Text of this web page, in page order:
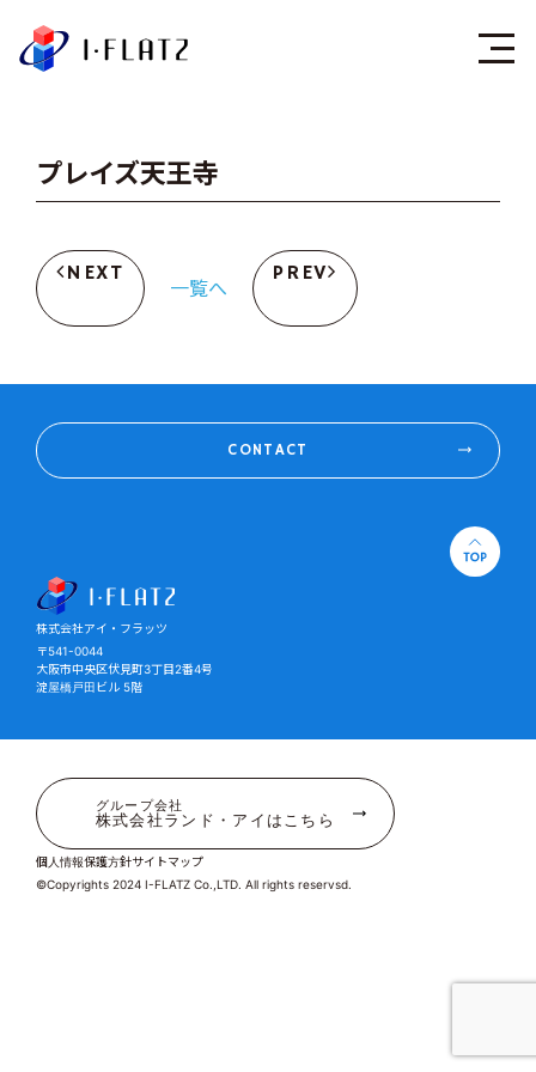
プレイズ天王寺
NEXT
一覧へ
PREV
株式会社アイ・フラッツ
〒541-0044
大阪市中央区伏見町3丁目2番4号
淀屋橋戸田ビル 5階
CONTACT
グループ会社
株式会社ランド・アイはこちら
個人情報保護方針サイトマップ
©Copyrights 2024 I-FLATZ Co.,LTD. All rights reservsd.